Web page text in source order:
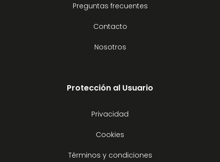
Preguntas frecuentes
Contacto
Nosotros
Protección al Usuario
Privacidad
Cookies
Términos y condiciones